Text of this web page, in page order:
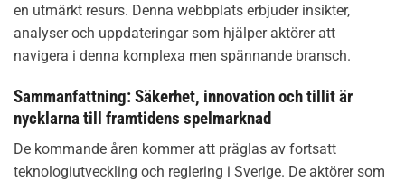
en utmärkt resurs. Denna webbplats erbjuder insikter,
analyser och uppdateringar som hjälper aktörer att
navigera i denna komplexa men spännande bransch.
Sammanfattning: Säkerhet, innovation och tillit är
nycklarna till framtidens spelmarknad
De kommande åren kommer att präglas av fortsatt
teknologiutveckling och reglering i Sverige. De aktörer som